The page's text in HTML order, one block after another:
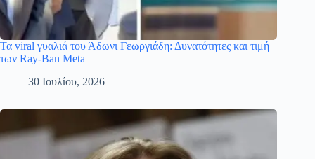
Τα viral γυαλιά του Άδωνι Γεωργιάδη: Δυνατότητες και τιμή
των Ray-Ban Meta
30 Ιουλίου, 2026